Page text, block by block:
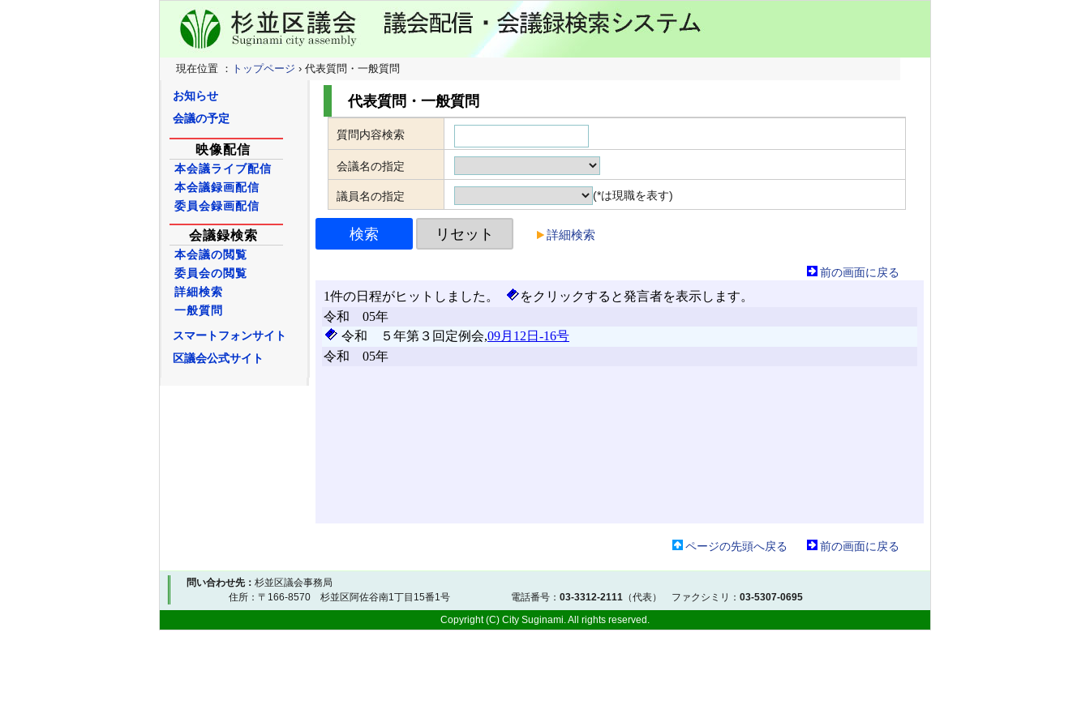
現在位置 ： トップページ › 代表質問・一般質問
代表質問・一般質問
質問内容検索
会議名の指定
議員名の指定 (*は現職を表す)
詳細検索
前の画面に戻る
ページの先頭へ戻る 前の画面に戻る
お知らせ
会議の予定
映像配信
本会議ライブ配信
本会議録画配信
委員会録画配信
会議録検索
本会議の閲覧
委員会の閲覧
詳細検索
一般質問
スマートフォンサイト
区議会公式サイト
問い合わせ先： 杉並区議会事務局
住所：〒166-8570 杉並区阿佐谷南1丁目15番1号 電話番号： 03-3312-2111 （代表） ファクシミリ： 03-5307-0695
Copyright (C) City Suginami. All rights reserved.